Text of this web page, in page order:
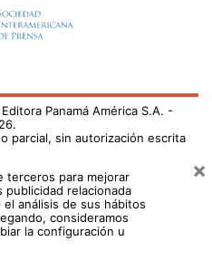
Panamá América S.A. -
parcial, sin autorización escrita
terceros para mejorar
relacionada
análisis de sus hábitos
consideramos
la configuración u
×